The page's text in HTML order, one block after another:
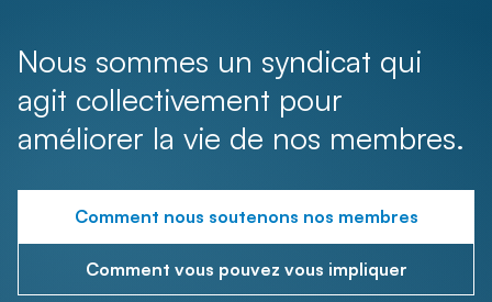
Nous sommes un syndicat qui
agit collectivement pour
améliorer la vie de nos membres.
Comment nous soutenons nos membres
Comment vous pouvez vous impliquer